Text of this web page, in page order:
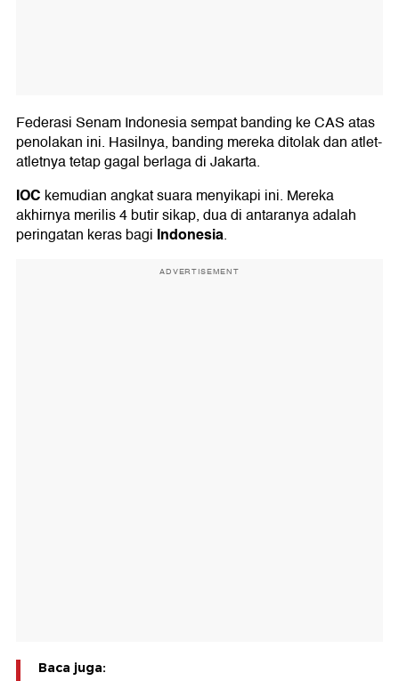
Federasi Senam Indonesia sempat banding ke CAS atas
penolakan ini. Hasilnya, banding mereka ditolak dan atlet-
atletnya tetap gagal berlaga di Jakarta.
IOC kemudian angkat suara menyikapi ini. Mereka
akhirnya merilis 4 butir sikap, dua di antaranya adalah
peringatan keras bagi Indonesia.
ADVERTISEMENT
Baca juga: